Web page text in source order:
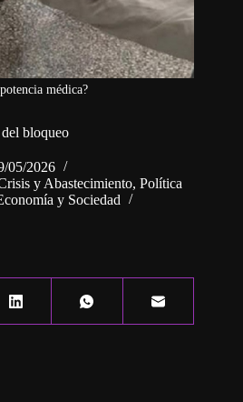
médica?
bloqueo
05/2026
y Abastecimiento, Política
y Sociedad